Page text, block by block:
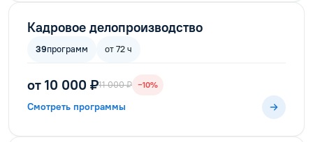
Кадровое делопроизводство
39программ от 72 ч
от 10 000 ₽11 000 ₽ −10%
Смотреть программы